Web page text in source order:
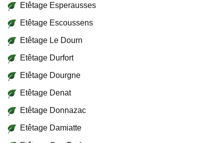
Etêtage Esperausses
Etêtage Escoussens
Etêtage Le Dourn
Etêtage Durfort
Etêtage Dourgne
Etêtage Denat
Etêtage Donnazac
Etêtage Damiatte